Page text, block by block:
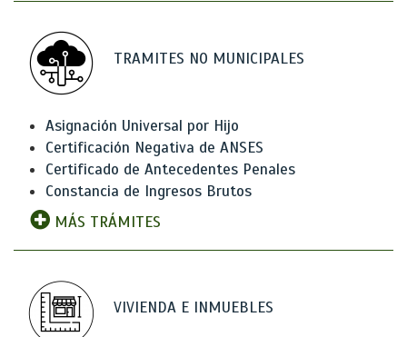
TRAMITES NO MUNICIPALES
Asignación Universal por Hijo
Certificación Negativa de ANSES
Certificado de Antecedentes Penales
Constancia de Ingresos Brutos
MÁS TRÁMITES
VIVIENDA E INMUEBLES